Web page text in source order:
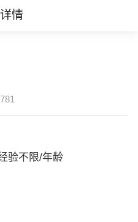
情
验不限/年龄